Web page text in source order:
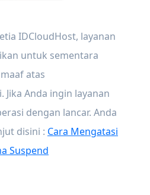
IDCloudHost, layanan
untuk sementara
atas
Jika Anda ingin layanan
dengan lancar. Anda
disini : Cara Mengatasi
Suspend